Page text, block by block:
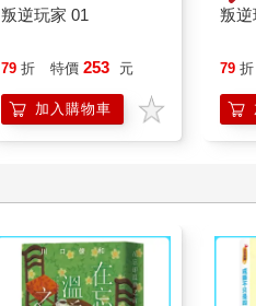
叛逆玩家 01
79 折 特價 253 元
加入購物車
叛逆
79 折